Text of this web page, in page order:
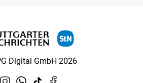
Digital GmbH 2026